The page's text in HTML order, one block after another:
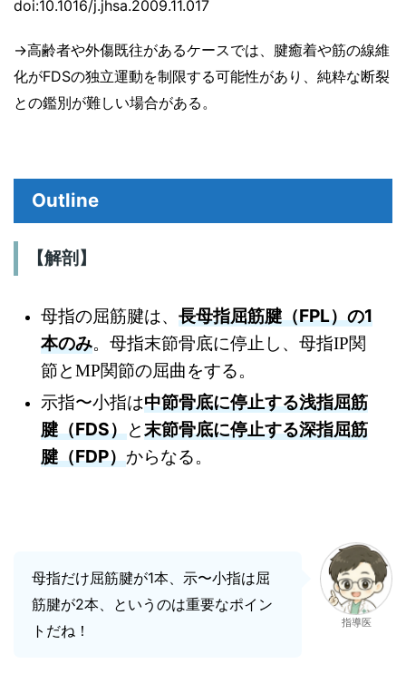
doi:10.1016/j.jhsa.2009.11.017
→高齢者や外傷既往があるケースでは、腱癒着や筋の線維
化がFDSの独立運動を制限する可能性があり、純粋な断裂
との鑑別が難しい場合がある。
Outline
【解剖】
母指の屈筋腱は、 ⻑母指屈筋腱（FPL）の1
本のみ。母指末節骨底に停止し、母指IP関
節とMP関節の屈曲をする。
示指〜小指は中節骨底に停止する浅指屈筋
腱（FDS）と末節骨底に停止する深指屈筋
腱（FDP）からなる。
母指だけ屈筋腱が1本、示〜小指は屈
筋腱が2本、というのは重要なポイン
トだね！
指導医